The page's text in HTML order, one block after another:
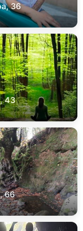
36
43
66